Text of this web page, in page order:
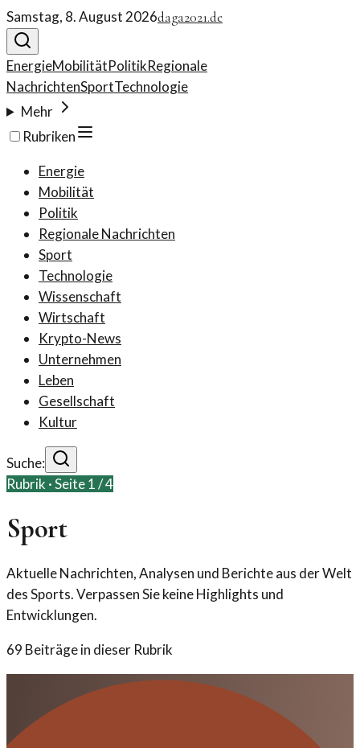
Samstag, 8. August 2026daga2021.de
EnergieMobilitätPolitikRegionale
NachrichtenSportTechnologie
Mehr
Rubriken
Energie
Mobilität
Politik
Regionale Nachrichten
Sport
Technologie
Wissenschaft
Wirtschaft
Krypto-News
Unternehmen
Leben
Gesellschaft
Kultur
Suche:
Rubrik · Seite1/4
Sport
Aktuelle Nachrichten, Analysen und Berichte aus der Welt
des Sports. Verpassen Sie keine Highlights und
Entwicklungen.
69 Beiträge in dieser Rubrik